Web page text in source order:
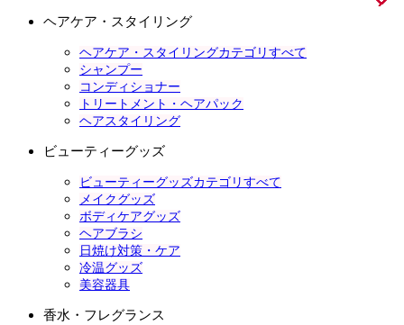
ヘアケア・スタイリング
ヘアケア・スタイリングカテゴリすべて
シャンプー
コンディショナー
トリートメント・ヘアパック
ヘアスタイリング
ビューティーグッズ
ビューティーグッズカテゴリすべて
メイクグッズ
ボディケアグッズ
ヘアブラシ
日焼け対策・ケア
冷温グッズ
美容器具
香水・フレグランス